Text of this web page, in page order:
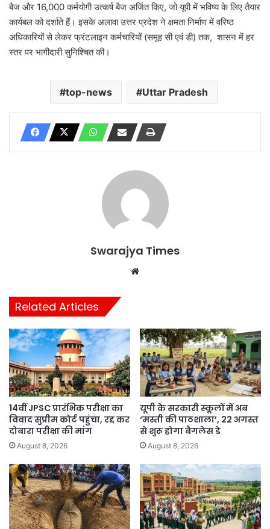
बैज और 16,000 कर्मयोगी उत्कर्ष बैज अर्जित किए, जो यूपी में भविष्य के लिए तैयार
कार्यबल को दर्शाते हैं। इसके अलावा उत्तर प्रदेश ने क्षमता निर्माण में वरिष्ठ
अधिकारियों से लेकर फ्रंटलाइन कर्मचारियों (समूह सी एवं डी) तक, शासन में हर
स्तर पर भागीदारी सुनिश्चित की।
top-news Uttar Pradesh
Swarajya Times
Related Articles
14वीं JPSC प्रारंभिक परीक्षा का
विवाद सुप्रीम कोर्ट पहुंचा, रद्द कर
दोबारा परीक्षा की मांग
August 8, 2026
यूपी के सरकारी स्कूलों में अब
‘मस्ती की पाठशाला’, 22 अगस्त
से शुरू होगा बैगलेस डे
August 8, 2026